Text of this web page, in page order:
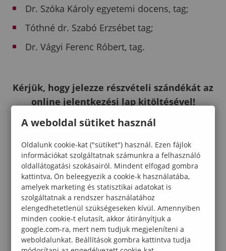
Dr. Szóka Károly egyetemi docens, tag;
Tóthné dr. Szabó Erzsébet tag;
Dr. Vágyi Ferenc Róbert, tag.
Kérjük, hogy jelezze részvételi szándékát az
online jelentkezési lap kitöltésével!
Amennyiben a konferencia szakmai és
tudományos részén is részt kíván venni,
szíveskedjen mindkét jelentkezési lapot
kitölteni!
A weboldal sütiket használ
Oldalunk cookie-kat ("sütiket") használ. Ezen fájlok
információkat szolgáltatnak számunkra a felhasználó
oldallátogatási szokásairól. Mindent elfogad gombra
kattintva, Ön beleegyezik a cookie-k használatába,
amelyek marketing és statisztikai adatokat is
szolgáltatnak a rendszer használatához
elengedhetetlenül szükségeseken kívül. Amennyiben
minden cookie-t elutasít, akkor átirányítjuk a
google.com-ra, mert nem tudjuk megjeleníteni a
weboldalunkat. Beállítások gombra kattintva tudja